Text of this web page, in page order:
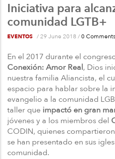
Iniciativa para
comunidad LGTB+
EVENTOS /29 June 2018 /0 Comments
En el 2017 durante el
Conexión: Amor Real, Dios
nuestra familia Aliancista, el
espacio para hablar sobre la
evangelio a la comunidad
taller que impactó en gran
jóvenes y a los miembros del
CODIN, quienes
se han presentado en sus
comunidad.